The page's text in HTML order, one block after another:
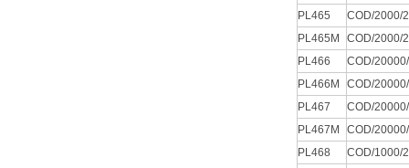
PL465
COD/2000/
PL465M
COD/2000/
PL466
COD/
PL466M
COD/
PL467
COD/
PL467M
COD/
PL468
COD/1000/